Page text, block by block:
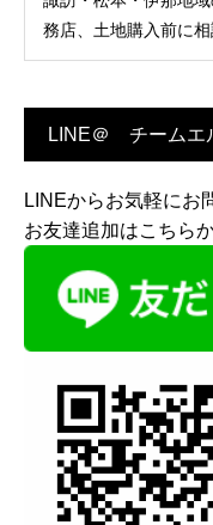
務店、土地購入前に
LINE＠ チームエ
LINEからお気軽にお
お友達追加はこちら